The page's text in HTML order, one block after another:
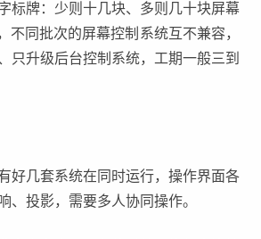
标牌：少则十几块、多则几十块屏幕
同批次的屏幕控制系统互不兼容，
只升级后台控制系统，工期一般三到
好几套系统在同时运行，操作界面各
投影，需要多人协同操作。